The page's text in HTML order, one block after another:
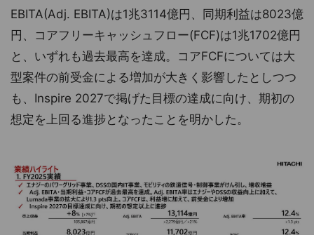
EBITA(Adj. EBITA)は1兆3114億円、同期利益は8023億
円、コアフリーキャッシュフロー(FCF)は1兆1702億円
と、いずれも過去最高を達成。コアFCFについては大
型案件の前受金による増加が大きく影響したとしつつ
も、Inspire 2027で掲げた目標の達成に向け、期初の
想定を上回る進捗となったことを明かした。